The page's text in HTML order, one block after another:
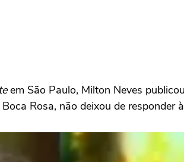
em São Paulo, Milton Neves
Rosa, não deixou de responder